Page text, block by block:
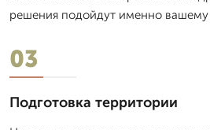
решения подойдут именно вашему
03
Подготовка территории